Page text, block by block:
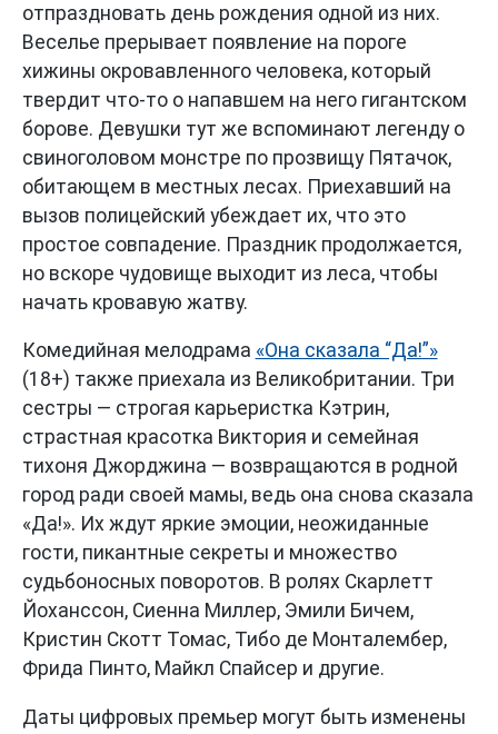
отпраздновать день рождения одной из них.
Веселье прерывает появление на пороге
хижины окровавленного человека, который
твердит что-то о напавшем на него гигантском
борове. Девушки тут же вспоминают легенду о
свиноголовом монстре по прозвищу Пятачок,
обитающем в местных лесах. Приехавший на
вызов полицейский убеждает их, что это
простое совпадение. Праздник продолжается,
но вскоре чудовище выходит из леса, чтобы
начать кровавую жатву.
Комедийная мелодрама «Она сказала “Да!”»
(18+) также приехала из Великобритании. Три
сестры — строгая карьеристка Кэтрин,
страстная красотка Виктория и семейная
тихоня Джорджина — возвращаются в родной
город ради своей мамы, ведь она снова сказала
«Да!». Их ждут яркие эмоции, неожиданные
гости, пикантные секреты и множество
судьбоносных поворотов. В ролях Скарлетт
Йоханссон, Сиенна Миллер, Эмили Бичем,
Кристин Скотт Томас, Тибо де Монталембер,
Фрида Пинто, Майкл Спайсер и другие.
Даты цифровых премьер могут быть изменены